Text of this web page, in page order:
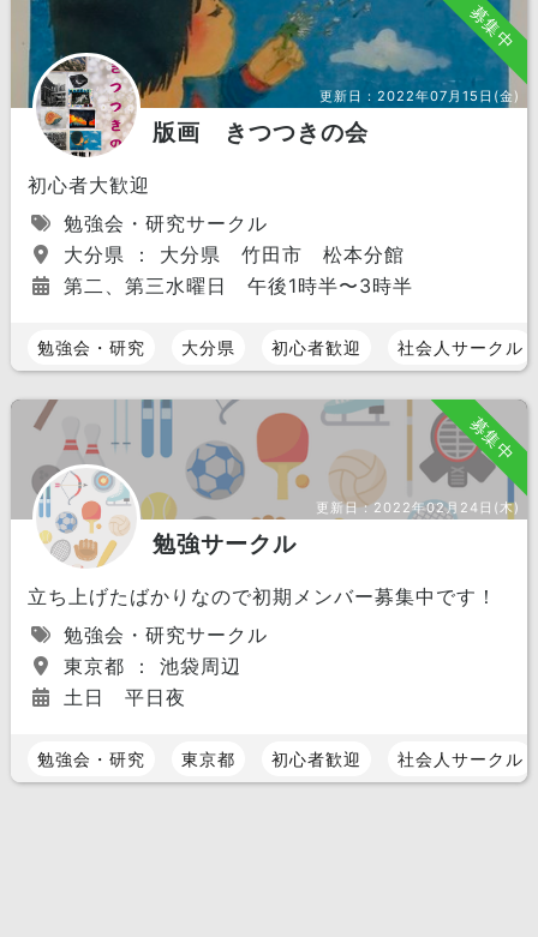
募集中
更新日：2022年07月15日(金)
版画 きつつきの会
初心者大歓迎
勉強会・研究サークル
大分県 ： 大分県 竹田市 松本分館
第二、第三水曜日 午後1時半〜3時半
勉強会・研究 大分県 初心者歓迎 社会人サークル
募集中
更新日：2022年02月24日(木)
勉強サークル
立ち上げたばかりなので初期メンバー募集中です！
勉強会・研究サークル
東京都 ： 池袋周辺
土日 平日夜
勉強会・研究 東京都 初心者歓迎 社会人サークル